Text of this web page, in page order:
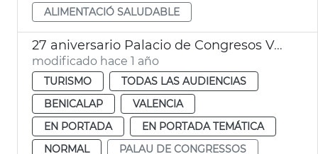
ALIMENTACIÓ SALUDABLE
27 aniversario Palacio de Congresos València
modificado hace 1 año
TURISMO
TODAS LAS AUDIENCIAS
BENICALAP
VALENCIA
EN PORTADA
EN PORTADA TEMÁTICA
NORMAL
PALAU DE CONGRESSOS